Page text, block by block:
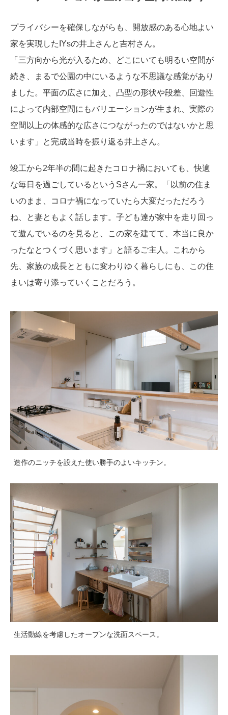
プライバシーを確保しながらも、開放感のある心地よい
家を実現したIYsの井上さんと吉村さん。
「三方向から光が入るため、どこにいても明るい空間が
続き、まるで公園の中にいるような不思議な感覚があり
ました。平面の広さに加え、凸型の形状や段差、回遊性
によって内部空間にもバリエーションが生まれ、実際の
空間以上の体感的な広さにつながったのではないかと思
います」と完成当時を振り返る井上さん。
竣工から2年半の間に起きたコロナ禍においても、快適
な毎日を過ごしているというSさん一家。「以前の住ま
いのまま、コロナ禍になっていたら大変だっただろう
ね、と妻ともよく話します。子ども達が家中を走り回っ
て遊んでいるのを見ると、この家を建てて、本当に良か
ったなとつくづく思います」と語るご主人。これから
先、家族の成長とともに変わりゆく暮らしにも、この住
まいは寄り添っていくことだろう。
造作のニッチを設えた使い勝手のよいキッチン。
生活動線を考慮したオープンな洗面スペース。